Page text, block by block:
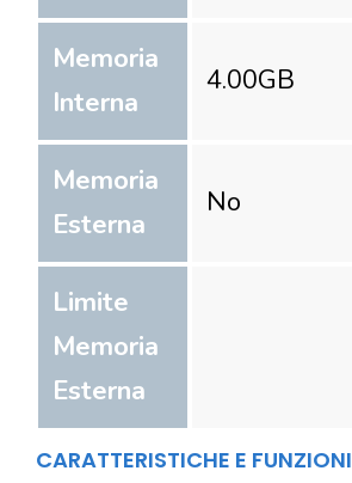
Memoria
Interna
4.00GB
Memoria
Esterna
No
Limite
Memoria
Esterna
CARATTERISTICHE E FUNZIONI